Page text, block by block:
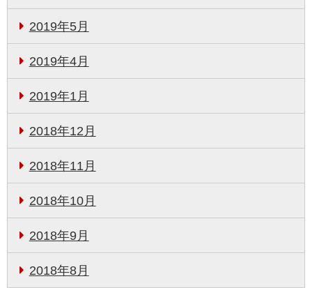
2019年5月
2019年4月
2019年1月
2018年12月
2018年11月
2018年10月
2018年9月
2018年8月